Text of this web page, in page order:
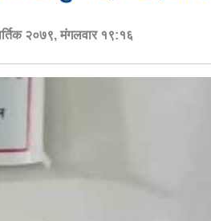
२०७९, मंगलवार १९:१६